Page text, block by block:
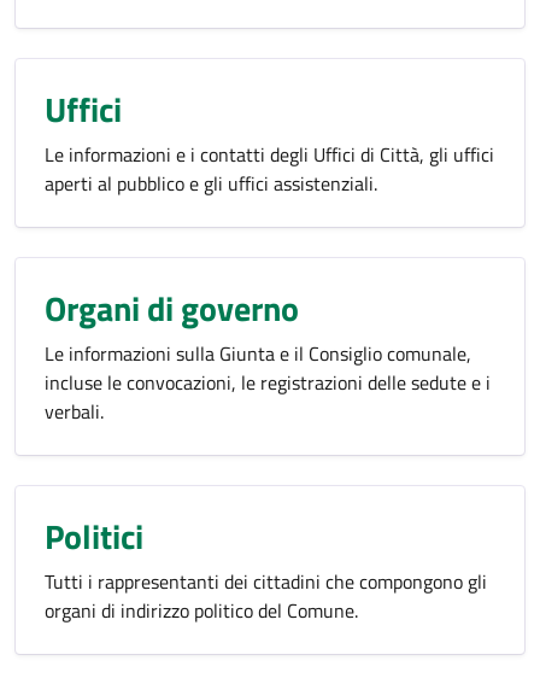
Uffici
Le informazioni e i contatti degli Uffici di Città, gli uffici
aperti al pubblico e gli uffici assistenziali.
Organi di governo
Le informazioni sulla Giunta e il Consiglio comunale,
incluse le convocazioni, le registrazioni delle sedute e i
verbali.
Politici
Tutti i rappresentanti dei cittadini che compongono gli
organi di indirizzo politico del Comune.